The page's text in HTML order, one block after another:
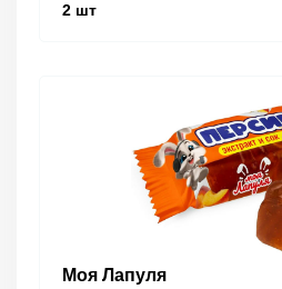
2 шт
Моя Лапуля